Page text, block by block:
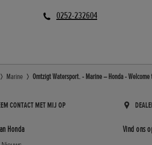
0252-232604
Marine Omtzigt Watersport. - Marine – Honda - Welcome
CONTACT MET MIJ OP
Honda Vind ons